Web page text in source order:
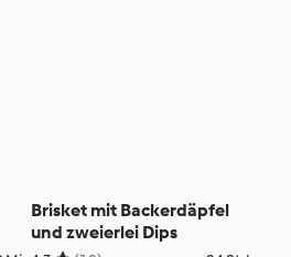
Brisket mit Backerdäpfel
und zweierlei Dips